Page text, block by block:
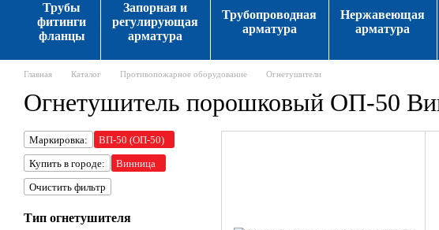
Трубы
фитинги
фланцы
Запорная и
регулирующая
арматура
Трубопроводная
арматура
Нержавеющая
арматура
Главная Каталог Противопожарное оборудование Огнетушители
Огнетушитель порошковый ОП-50
Маркировка:
ВП-50 (ОП-50)
Купить в городе:
Винница
Очистить фильтр
Тип огнетушителя